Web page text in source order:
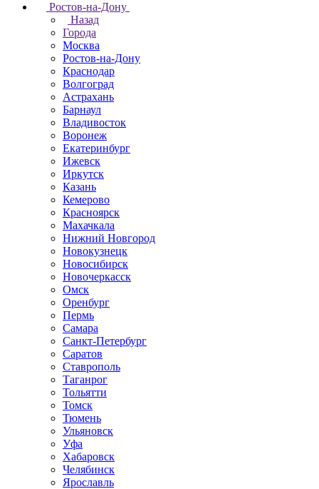
Ростов-на-Дону
Назад
Города
Москва
Ростов-на-Дону
Краснодар
Волгоград
Астрахань
Барнаул
Владивосток
Воронеж
Екатеринбург
Ижевск
Иркутск
Казань
Кемерово
Красноярск
Махачкала
Нижний Новгород
Новокузнецк
Новосибирск
Новочеркаcск
Омск
Оренбург
Пермь
Самара
Санкт-Петербург
Саратов
Ставрополь
Таганрог
Тольятти
Томск
Тюмень
Ульяновск
Уфа
Хабаровск
Челябинск
Ярославль